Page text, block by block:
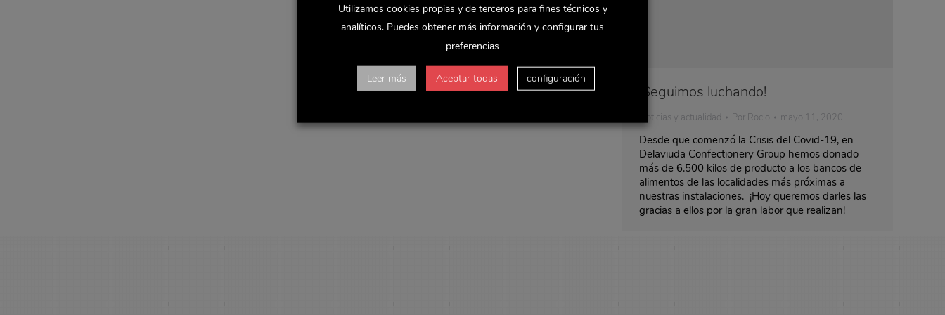
gracias a ellos por la gran labor que realizan!
¡Seguimos luchando!
Noticias y actualidad Por Rocio mayo 11, 2020
Desde que comenzó la Crisis del Covid-19, en
Delaviuda Confectionery Group hemos donado
más de 6.500 kilos de producto a los bancos de
alimentos de las localidades más próximas a
nuestras instalaciones. ¡Hoy queremos darles las
gracias a ellos por la gran labor que realizan!
Utilizamos cookies propias y de terceros para fines técnicos y
analíticos. Puedes obtener más información y configurar tus
preferencias
Leer más Aceptar todas configuración